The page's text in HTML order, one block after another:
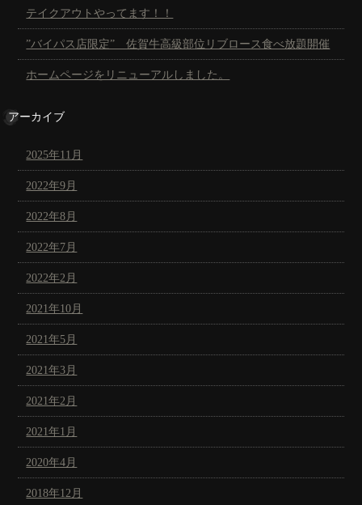
テイクアウトやってます！！
”バイパス店限定” 佐賀牛高級部位リブロース食べ放題開催
ホームページをリニューアルしました。
アーカイブ
2025年11月
2022年9月
2022年8月
2022年7月
2022年2月
2021年10月
2021年5月
2021年3月
2021年2月
2021年1月
2020年4月
2018年12月